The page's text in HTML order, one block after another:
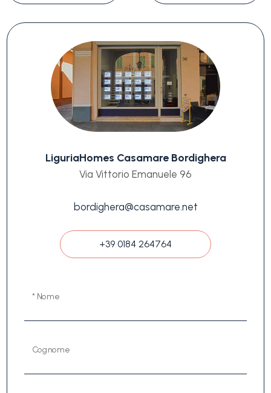
LiguriaHomes Casamare Bordighera
Via Vittorio Emanuele 96
bordighera@casamare.net
+39 0184 264764
* Nome
Cognome